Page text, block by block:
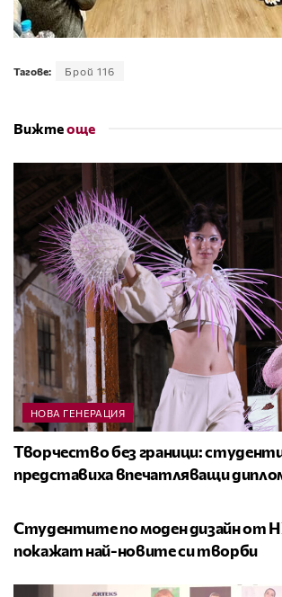
Тагове: Брой 116
Вижтеоще
НОВА ГЕНЕРАЦИЯ
Творчество без граници:
представиха впечатляващи
Студентите по моден дизайн от
покажат най-новите си творби